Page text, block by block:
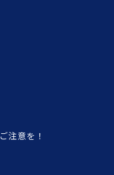
ご注意を！